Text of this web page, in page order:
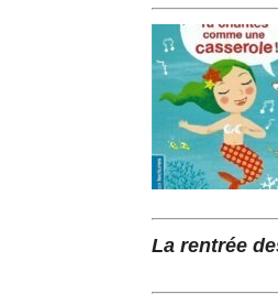
La rentrée